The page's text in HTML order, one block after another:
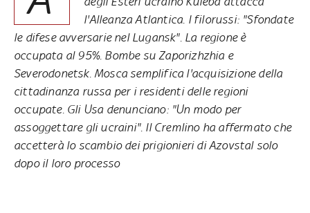
l'Alleanza Atlantica. I filorussi: "Sfondate
le difese avversarie nel Lugansk". La regione è
occupata al 95%. Bombe su Zaporizhzhia e
Severodonetsk. Mosca semplifica l'acquisizione della
cittadinanza russa per i residenti delle regioni
occupate. Gli Usa denunciano: "Un modo per
assoggettare gli ucraini". Il Cremlino ha affermato che
accetterà lo scambio dei prigionieri di Azovstal solo
dopo il loro processo